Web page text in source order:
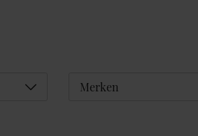
Déplier Merken